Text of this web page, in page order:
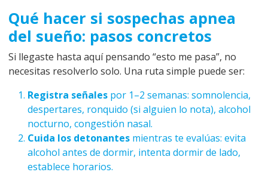
Qué hacer si sospechas apnea
del sueño: pasos concretos
Si llegaste hasta aquí pensando “esto me pasa”, no
necesitas resolverlo solo. Una ruta simple puede ser:
Registra señales por 1–2 semanas: somnolencia,
despertares, ronquido (si alguien lo nota), alcohol
nocturno, congestión nasal.
Cuida los detonantes mientras te evalúas: evita
alcohol antes de dormir, intenta dormir de lado,
establece horarios.